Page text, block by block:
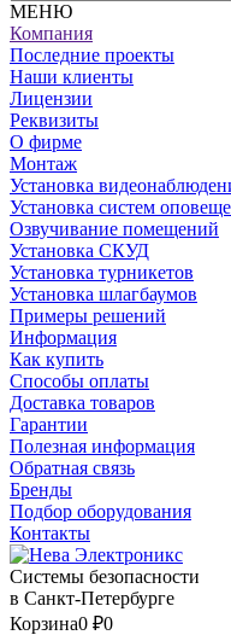
МЕНЮ
Компания
Последние проекты
Наши клиенты
Лицензии
Реквизиты
О фирме
Монтаж
Установка
Установка систем
Озвучивание помещений
Установка СКУД
Установка турникетов
Установка шлагбаумов
Примеры решений
Информация
Как купить
Способы оплаты
Доставка товаров
Гарантии
Полезная информация
Обратная связь
Бренды
Подбор оборудования
Контакты
Системы безопасности
в Санкт-Петербурге
Корзина0 ₽0